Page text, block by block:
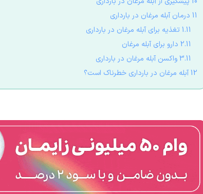
11 درمان آبله مرغان در بارداری
1.11 تغذیه برای آبله مرغان در بارداری
2.11 دارو برای آبله مرغان
3.11 واکسن آبله مرغان در بارداری
12 آبله مرغان در بارداری خطرناک است؟